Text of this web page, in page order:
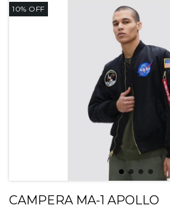
10% OFF
CAMPERA MA-1 APOLLO